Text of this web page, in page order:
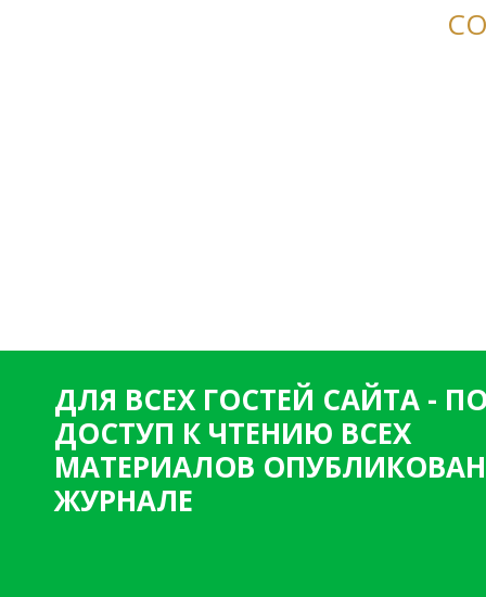
ДЛЯ ВСЕХ ГОСТЕЙ САЙТА -
ДОСТУП К ЧТЕНИЮ ВСЕХ
МАТЕРИАЛОВ
ЖУРНАЛЕ